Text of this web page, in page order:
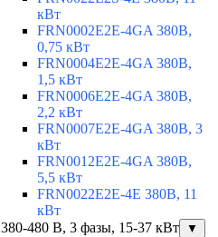
кВт
FRN0002E2E-4GA 380В,
0,75 кВт
FRN0004E2E-4GA 380В,
1,5 кВт
FRN0006E2E-4GA 380В,
2,2 кВт
FRN0007E2E-4GA 380В, 3
кВт
FRN0012E2E-4GA 380В,
5,5 кВт
FRN0022E2E-4E 380В, 11
кВт
380-480 В, 3 фазы, 15-37 кВт
▼